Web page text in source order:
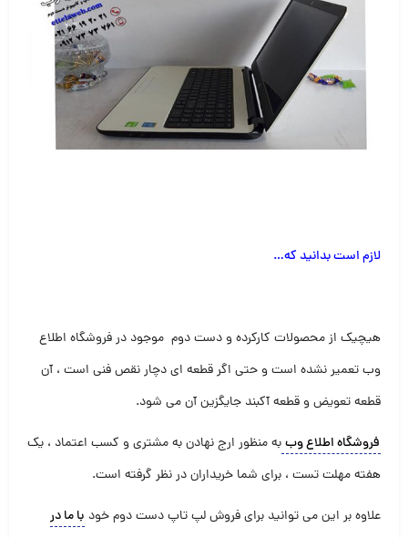
لازم است بدانید که…
هیچیک از محصولات کارکرده و دست دوم موجود در فروشگاه اطلاع
وب تعمیر نشده است و حتی اگر قطعه ای دچار نقص فنی است ، آن
قطعه تعویض و قطعه آکبند جایگزین آن می شود.
فروشگاه اطلاع وببه منظور ارج نهادن به مشتری و کسب اعتماد ، یک
هفته مهلت تست ، برای شما خریداران در نظر گرفته است.
علاوه بر این می توانید برای فروش لپ تاپ دست دوم خود با ما در